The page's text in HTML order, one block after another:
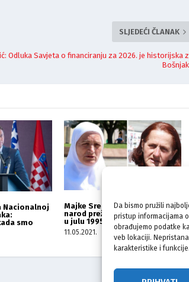
Da bismo pružili
pristup informacijama
obrađujemo podatke
veb lokaciji.
karakteristike i funkcije.
SLJEDEĆI ČLANAK
Odluka Savjeta o financiranju za 2026. je historijska
Nacionalnoj
smo
Majke Srebrenice: Palestinski
narod preživljava isto što i mi
u julu 1995.
11.05.2021.